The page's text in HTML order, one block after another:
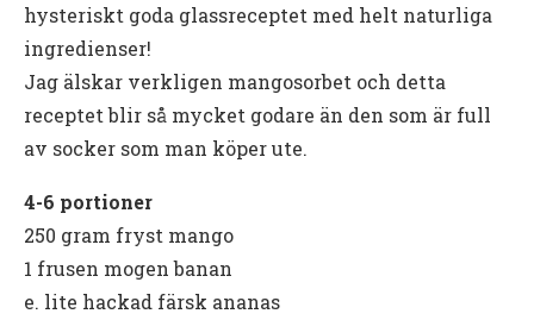
hysteriskt goda glassreceptet med helt naturliga
ingredienser!
Jag älskar verkligen mangosorbet och detta
receptet blir så mycket godare än den som är full
av socker som man köper ute.
4-6 portioner
250 gram fryst mango
1 frusen mogen banan
e. lite hackad färsk ananas